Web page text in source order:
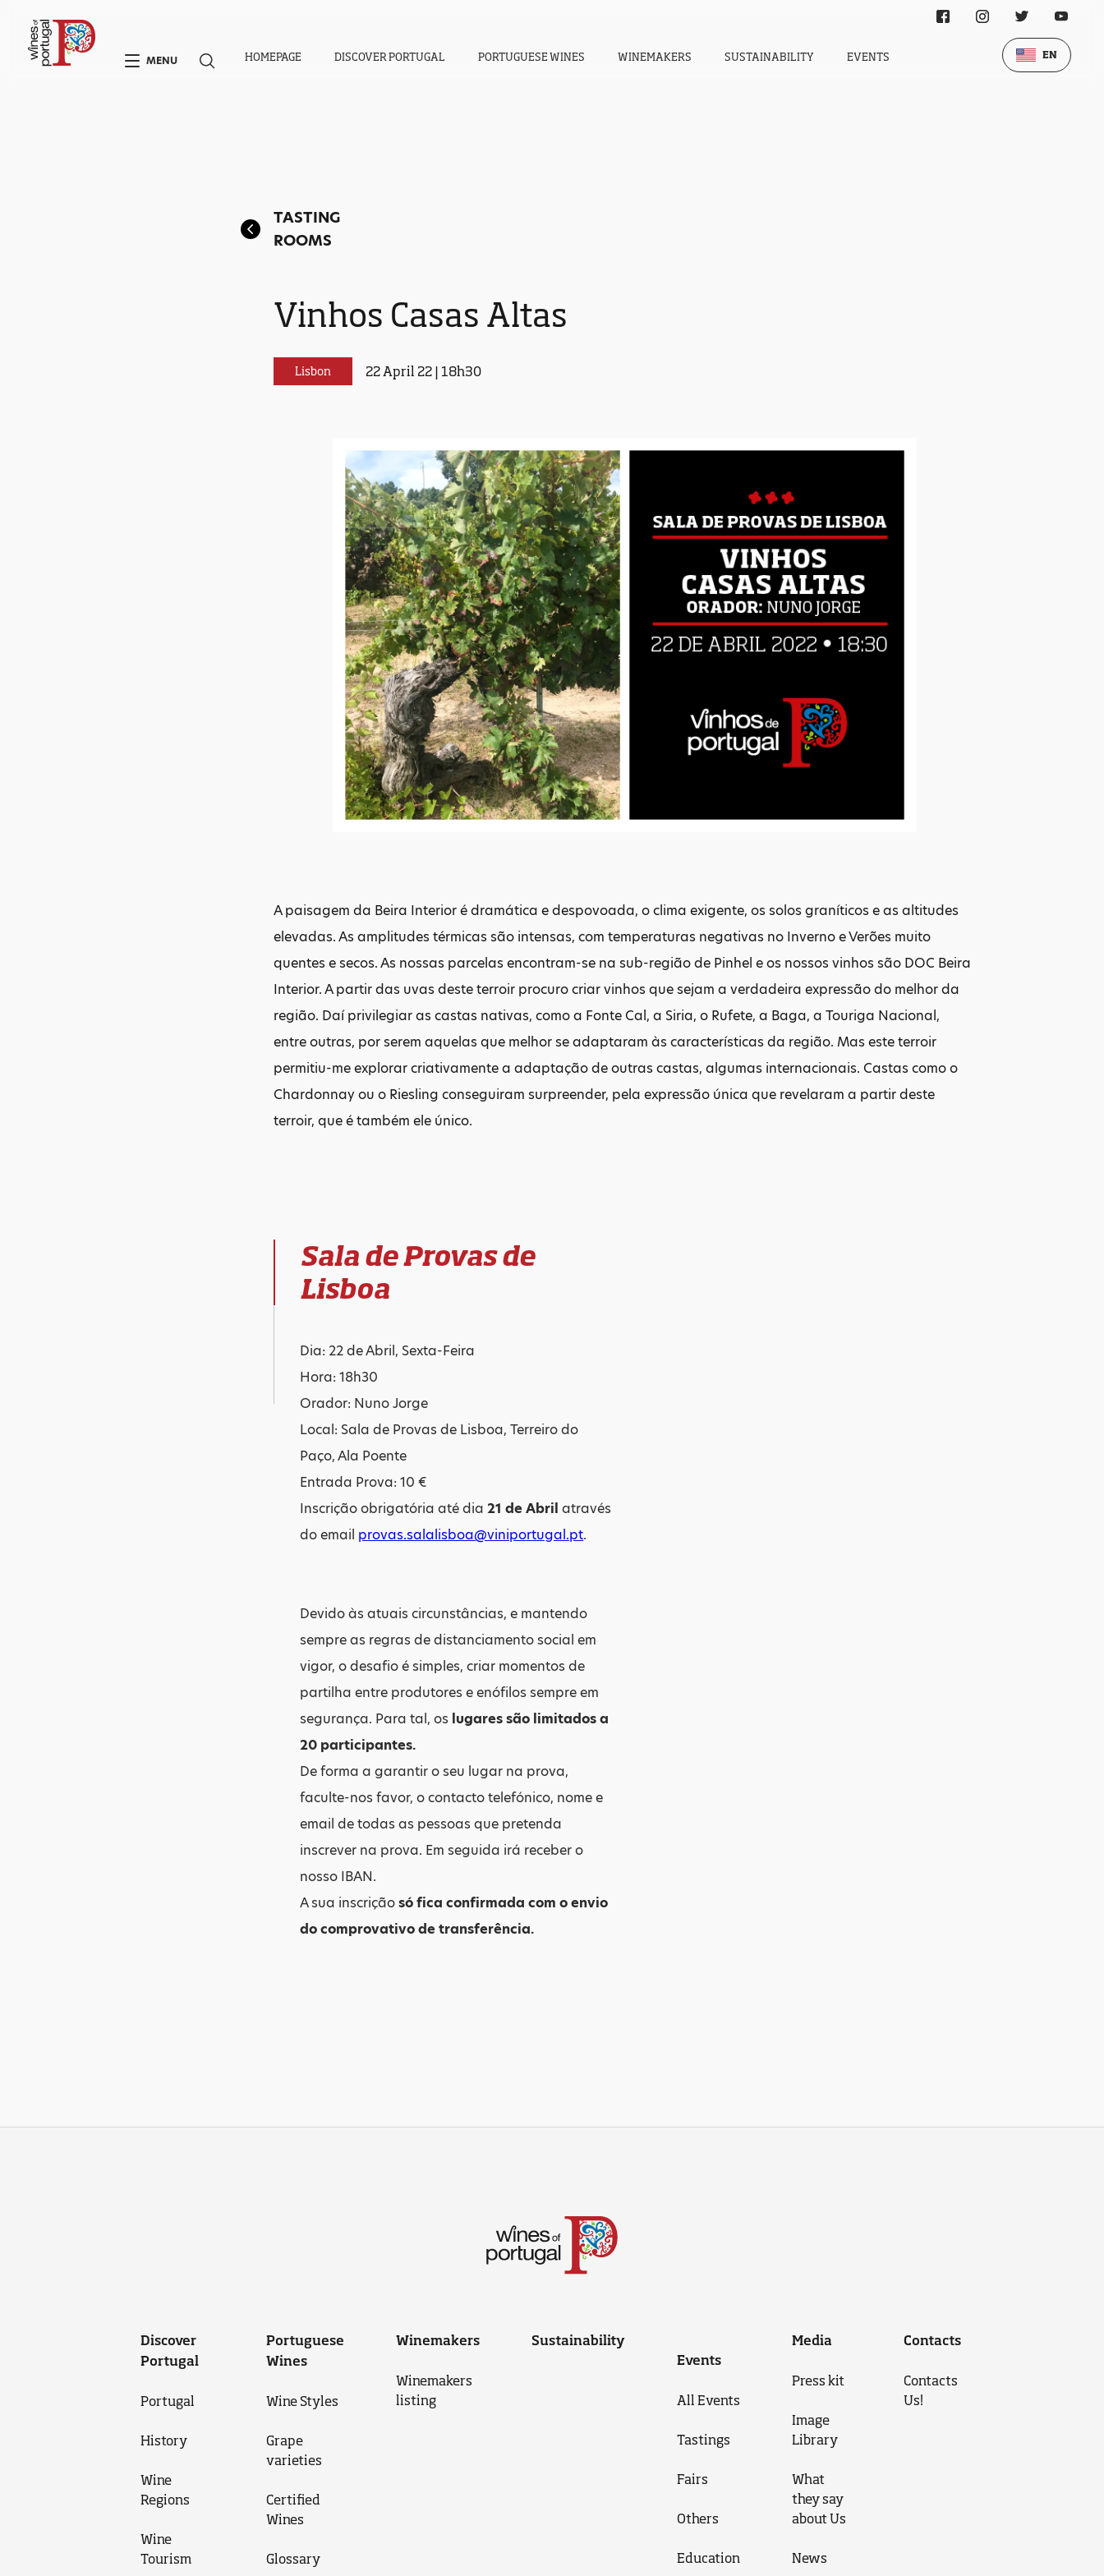
TASTING
ROOMS
Vinhos Casas Altas
Lisbon 22 April 22 | 18h30
A paisagem da Beira Interior é dramática e despovoada, o clima exigente, os solos graníticos e as altitudes
elevadas. As amplitudes térmicas são intensas, com temperaturas negativas no Inverno e Verões muito
quentes e secos. As nossas parcelas encontram-se na sub-região de Pinhel e os nossos vinhos são DOC Beira
Interior. A partir das uvas deste terroir procuro criar vinhos que sejam a verdadeira expressão do melhor da
região. Daí privilegiar as castas nativas, como a Fonte Cal, a Siria, o Rufete, a Baga, a Touriga Nacional,
entre outras, por serem aquelas que melhor se adaptaram às características da região. Mas este terroir
permitiu-me explorar criativamente a adaptação de outras castas, algumas internacionais. Castas como o
Chardonnay ou o Riesling conseguiram surpreender, pela expressão única que revelaram a partir deste
terroir, que é também ele único.
Sala de Provas de
Lisboa
Dia: 22 de Abril, Sexta-Feira
Hora: 18h30
Orador: Nuno Jorge
Local: Sala de Provas de Lisboa, Terreiro do
Paço, Ala Poente
Entrada Prova: 10 €
Inscrição obrigatória até dia21 de Abril através
do email provas.salalisboa@viniportugal.pt.
Devido às atuais circunstâncias, e mantendo
sempre as regras de distanciamento social em
vigor, o desafio é simples, criar momentos de
partilha entre produtores e enófilos sempre em
segurança. Para tal, os lugares são limitados a
20 participantes.
De forma a garantir o seu lugar na prova,
faculte-nos favor, o contacto telefónico, nome e
email de todas as pessoas que pretenda
inscrever na prova. Em seguida irá receber o
nosso IBAN.
A sua inscriçãosó fica confirmada com o envio
do comprovativo de transferência.
MENU HOMEPAGE DISCOVER PORTUGAL PORTUGUESE WINES WINEMAKERS SUSTAINABILITY EVENTS EN
Discover
Portugal
Portugal
History
Wine
Regions
Wine
Tourism
Portuguese
Wines
Wine Styles
Grape
varieties
Certified
Wines
Glossary
Winemakers
Winemakers
listing
Sustainability
Events
All Events
Tastings
Fairs
Others
Education
Media
Press kit
Image
Library
What
they say
about Us
News
Contacts
Contacts
Us!